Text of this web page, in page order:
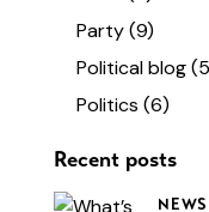
Party(9)
Political blog
Politics (6)
Recent posts
NEWS